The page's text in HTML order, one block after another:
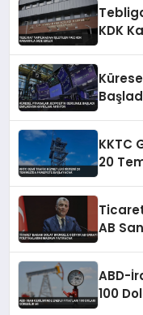
KDK
KKTC
20
AB
ABD-
100